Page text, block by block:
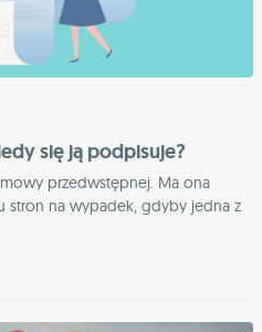
się ją podpisuje?
przedwstępnej. Ma ona
stron na wypadek, gdyby jedna z